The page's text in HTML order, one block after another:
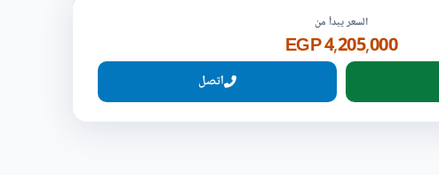
السعر يبدأ من
4,205,000 EGP
اتصل